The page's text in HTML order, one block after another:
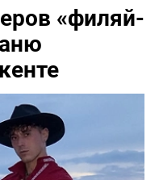
«филяй-